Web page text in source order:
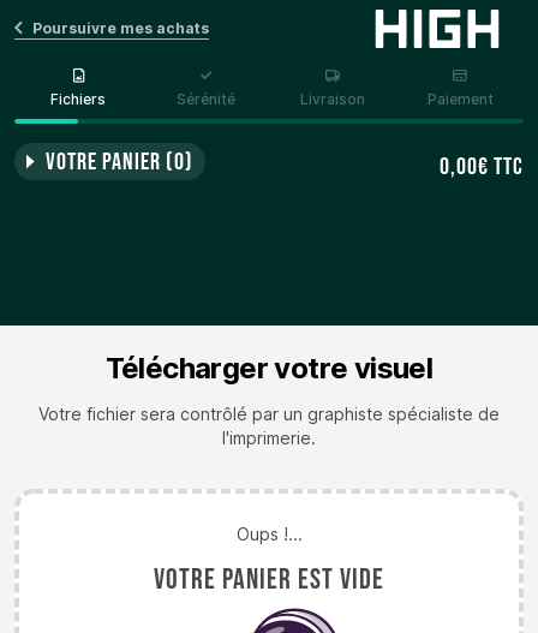
Télécharger votre visuel
Votre fichier sera contrôlé par un graphiste spécialiste de
l'imprimerie.
Oups !...
Votre panier est vide
Poursuivre mes achats
Fichiers Sérénité Livraison Paiement
Votre Panier (0) 0,00€ TTC